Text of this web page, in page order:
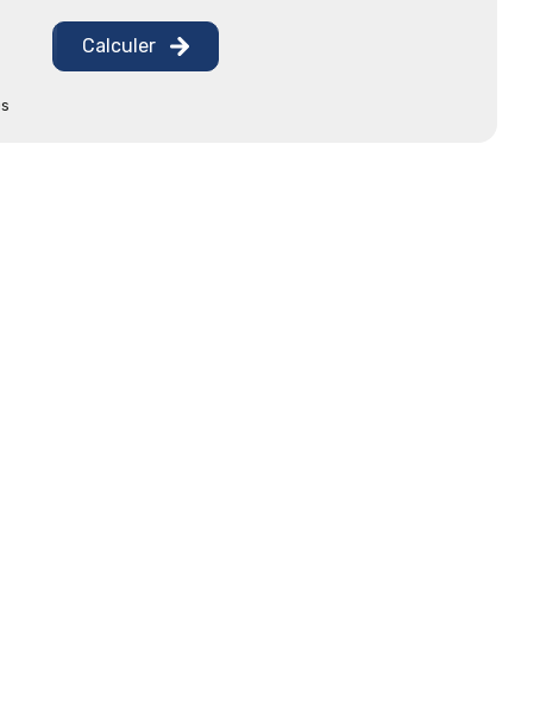
Calculer